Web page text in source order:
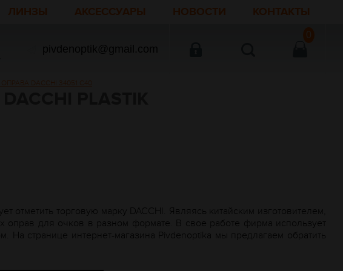
ЛИНЗЫ АКСЕССУАРЫ НОВОСТИ КОНТАКТЫ
0
pivdenoptik@gmail.com
DACCHI 34051 С40
торговую марку DACCHI. Являясь китайским изготовителем,
для очков в разном формате. В свое работе фирма использует
странице интернет-магазина Рivdenoptika мы предлагаем обратить